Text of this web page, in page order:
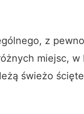
z
miejsc, w
świeżo